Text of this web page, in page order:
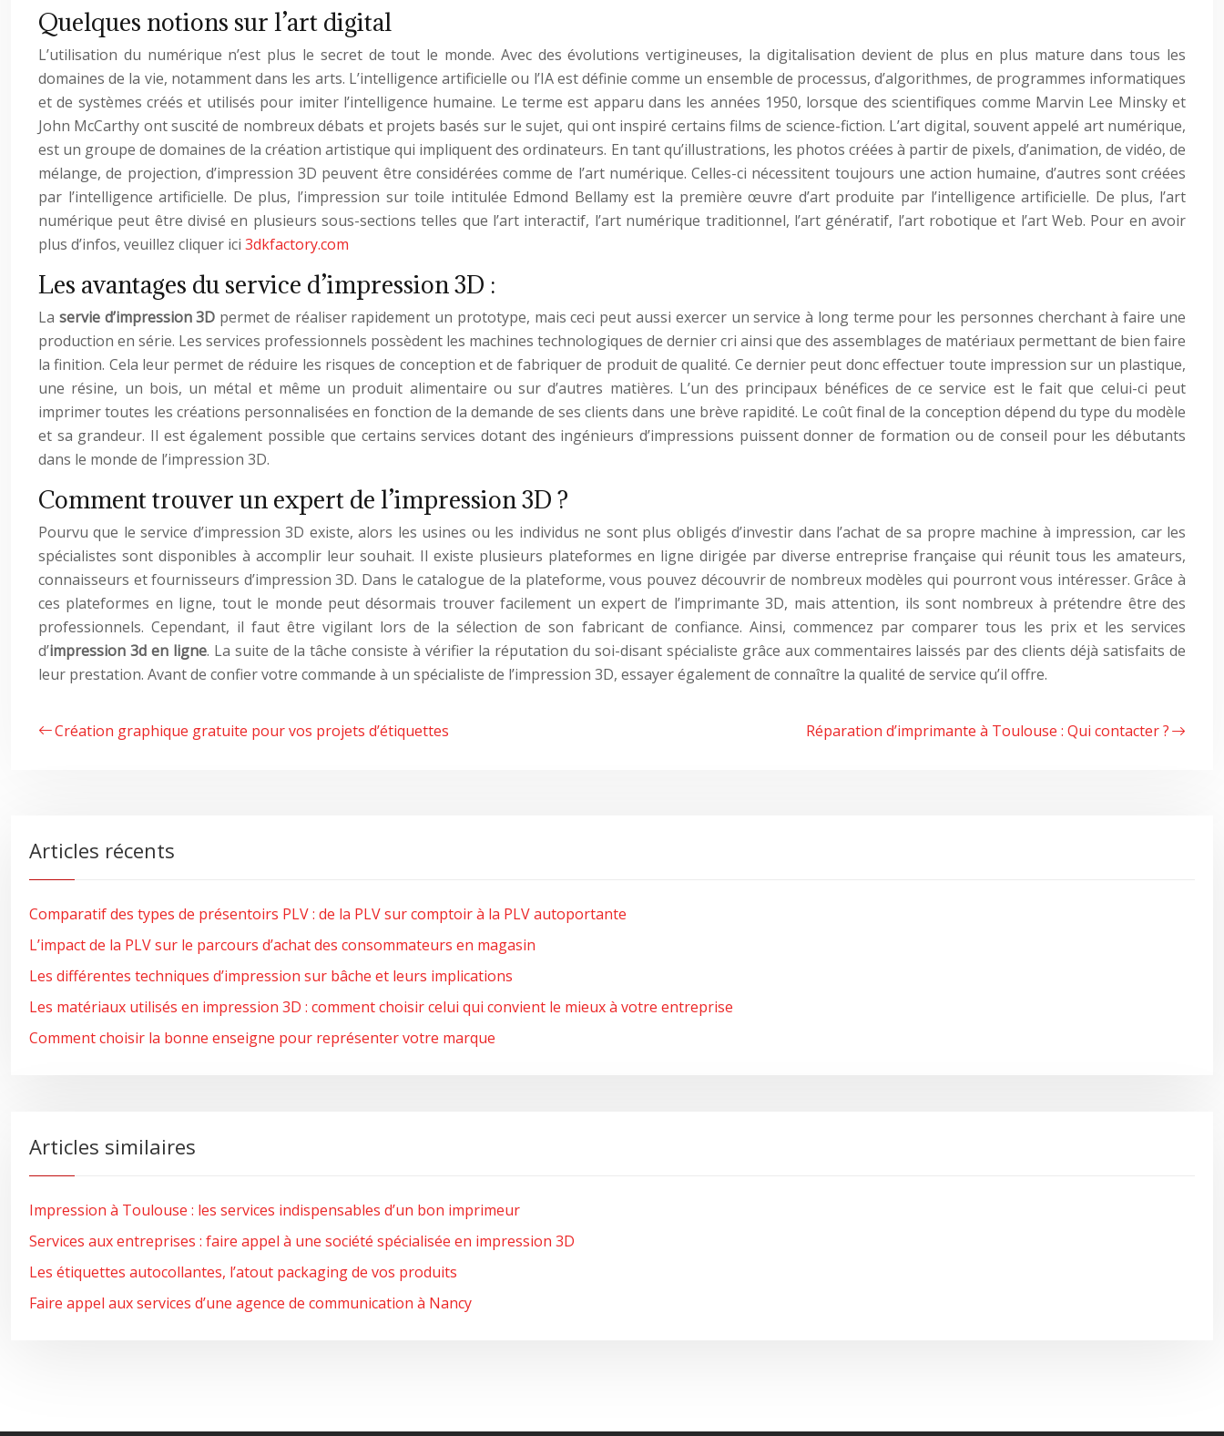
Quelques notions sur l’art digital
L’utilisation du numérique n’est plus le secret de tout le monde. Avec des évolutions vertigineuses, la digitalisation devient de plus en plus mature dans tous les
domaines de la vie, notamment dans les arts. L’intelligence artificielle ou l’IA est définie comme un ensemble de processus, d’algorithmes, de programmes informatiques
et de systèmes créés et utilisés pour imiter l’intelligence humaine. Le terme est apparu dans les années 1950, lorsque des scientifiques comme Marvin Lee Minsky et
John McCarthy ont suscité de nombreux débats et projets basés sur le sujet, qui ont inspiré certains films de science-fiction. L’art digital, souvent appelé art numérique,
est un groupe de domaines de la création artistique qui impliquent des ordinateurs. En tant qu’illustrations, les photos créées à partir de pixels, d’animation, de vidéo, de
mélange, de projection, d’impression 3D peuvent être considérées comme de l’art numérique. Celles-ci nécessitent toujours une action humaine, d’autres sont créées
par l’intelligence artificielle. De plus, l’impression sur toile intitulée Edmond Bellamy est la première œuvre d’art produite par l’intelligence artificielle. De plus, l’art
numérique peut être divisé en plusieurs sous-sections telles que l’art interactif, l’art numérique traditionnel, l’art génératif, l’art robotique et l’art Web. Pour en avoir
plus d’infos, veuillez cliquer ici 3dkfactory.com
Les avantages du service d’impression 3D :
La servie d’impression 3D permet de réaliser rapidement un prototype, mais ceci peut aussi exercer un service à long terme pour les personnes cherchant à faire une
production en série. Les services professionnels possèdent les machines technologiques de dernier cri ainsi que des assemblages de matériaux permettant de bien faire
la finition. Cela leur permet de réduire les risques de conception et de fabriquer de produit de qualité. Ce dernier peut donc effectuer toute impression sur un plastique,
une résine, un bois, un métal et même un produit alimentaire ou sur d’autres matières. L’un des principaux bénéfices de ce service est le fait que celui-ci peut
imprimer toutes les créations personnalisées en fonction de la demande de ses clients dans une brève rapidité. Le coût final de la conception dépend du type du modèle
et sa grandeur. Il est également possible que certains services dotant des ingénieurs d’impressions puissent donner de formation ou de conseil pour les débutants
dans le monde de l’impression 3D.
Comment trouver un expert de l’impression 3D ?
Pourvu que le service d’impression 3D existe, alors les usines ou les individus ne sont plus obligés d’investir dans l’achat de sa propre machine à impression, car les
spécialistes sont disponibles à accomplir leur souhait. Il existe plusieurs plateformes en ligne dirigée par diverse entreprise française qui réunit tous les amateurs,
connaisseurs et fournisseurs d’impression 3D. Dans le catalogue de la plateforme, vous pouvez découvrir de nombreux modèles qui pourront vous intéresser. Grâce à
ces plateformes en ligne, tout le monde peut désormais trouver facilement un expert de l’imprimante 3D, mais attention, ils sont nombreux à prétendre être des
professionnels. Cependant, il faut être vigilant lors de la sélection de son fabricant de confiance. Ainsi, commencez par comparer tous les prix et les services
d’impression 3d en ligne. La suite de la tâche consiste à vérifier la réputation du soi-disant spécialiste grâce aux commentaires laissés par des clients déjà satisfaits de
leur prestation. Avant de confier votre commande à un spécialiste de l’impression 3D, essayer également de connaître la qualité de service qu’il offre.
Création graphique gratuite pour vos projets d’étiquettes Réparation d’imprimante à Toulouse : Qui contacter ?
Articles récents
Comparatif des types de présentoirs PLV : de la PLV sur comptoir à la PLV autoportante
L’impact de la PLV sur le parcours d’achat des consommateurs en magasin
Les différentes techniques d’impression sur bâche et leurs implications
Les matériaux utilisés en impression 3D : comment choisir celui qui convient le mieux à votre entreprise
Comment choisir la bonne enseigne pour représenter votre marque
Articles similaires
Impression à Toulouse : les services indispensables d’un bon imprimeur
Services aux entreprises : faire appel à une société spécialisée en impression 3D
Les étiquettes autocollantes, l’atout packaging de vos produits
Faire appel aux services d’une agence de communication à Nancy